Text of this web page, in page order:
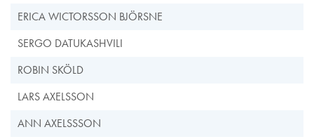
ERICA WICTORSSON BJÖRSNE
SERGO DATUKASHVILI
ROBIN SKÖLD
LARS AXELSSON
ANN AXELSSSON